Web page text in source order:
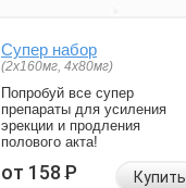
Супер набор
(2х160мг, 4х80мг)
Попробуй все супер
препараты для усиления
эрекции и продления
полового акта!
от 158Р Купить